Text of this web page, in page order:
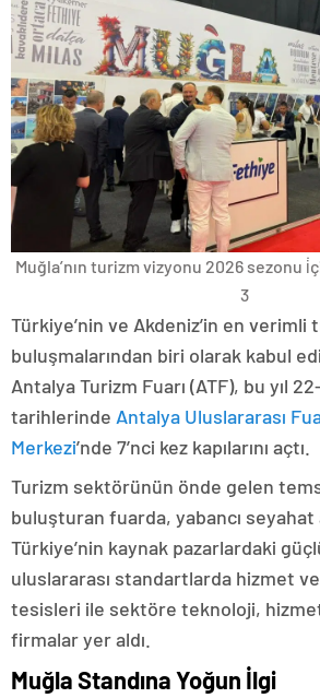
Muğla’nın turizm vizyonu 2026 sezonu
3
Türkiye’nin ve Akdeniz’in en verimli
buluşmalarından biri olarak kabul
Antalya Turizm Fuarı (ATF), bu yıl
tarihlerinde Antalya Uluslararası
Merkezi’nde 7’nci kez kapılarını açtı.
Turizm sektörünün önde gelen
buluşturan fuarda, yabancı
Türkiye’nin kaynak pazarlardaki
uluslararası standartlarda hizmet
tesisleri ile sektöre teknoloji,
firmalar yer aldı.
Muğla Standına Yoğun İlgi